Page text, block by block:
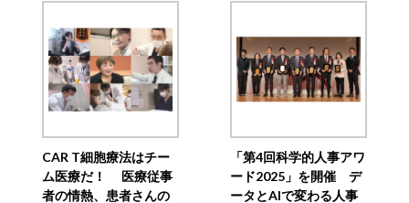
CAR T細胞療法はチー
ム医療だ！ 医療従事
者の情熱、患者さんの
「第4回科学的人事アワ
ード2025」を開催 デ
ータとAIで変わる人事